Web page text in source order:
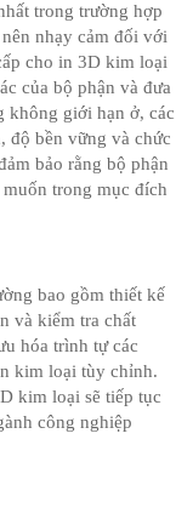
trong trường hợp
nhạy cảm đối với
cho in 3D kim loại
của bộ phận và đưa
không giới hạn ở, các
độ bền vững và chức
bảo rằng bộ phận
trong mục đích
bao gồm thiết kế
và kiểm tra chất
hóa trình tự các
kim loại tùy chỉnh.
kim loại sẽ tiếp tục
công nghiệp